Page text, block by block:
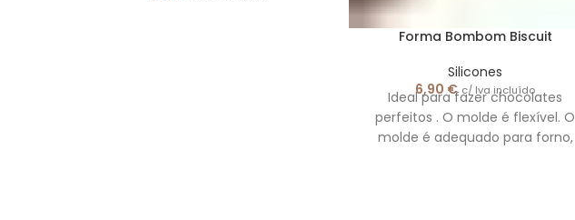
Forma Bombom Biscuit
Silicones
6,90 € c/ Iva incluído
Ideal para fazer chocolates
perfeitos . O molde é flexível. O
molde é adequado para forno,